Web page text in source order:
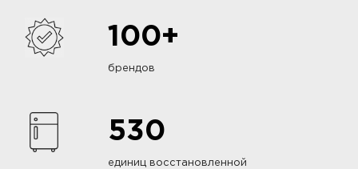
100+
брендов
530
единиц восстановленной